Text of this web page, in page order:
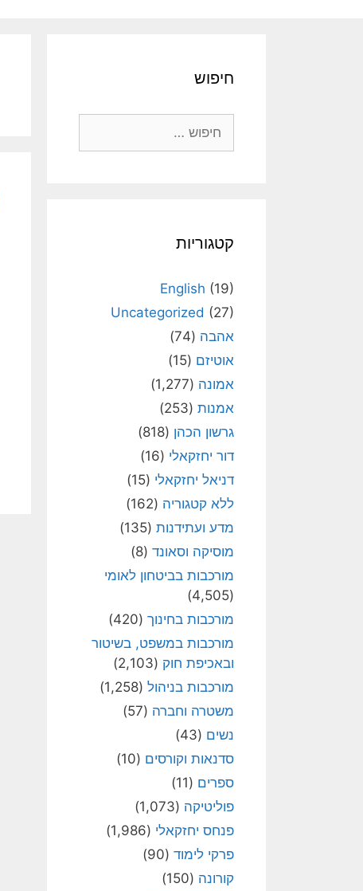
חיפוש
קטגוריות
English (19)
Uncategorized (27)
אהבה (74)
אוטיזם (15)
אמונה (1,277)
אמנות (253)
גרשון הכהן (818)
דור יחזקאלי (16)
דניאל יחזקאלי (15)
ללא קטגוריה (162)
מדע ועתידנות (135)
מוסיקה וסאונד (8)
מורכבות בביטחון לאומי
(4,505)
מורכבות בחינוך (420)
מורכבות במשפט, בשיטור
ובאכיפת חוק (2,103)
מורכבות בניהול (1,258)
משטרה וחברה (57)
נשים (43)
סדנאות וקורסים (10)
ספרים (11)
פוליטיקה (1,073)
פנחס יחזקאלי (1,986)
פרקי לימוד (90)
קורונה (150)